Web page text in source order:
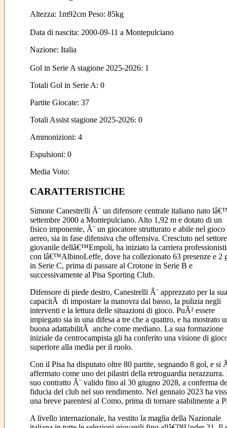
Altezza: 1m92cm Peso: 85kg
Data di nascita: 2000-09-11 a Montepulciano
Nazione: Italia
Gol in Serie A stagione 2025-2026: 1
Totali Gol in Serie A: 0
Partite Giocate: 37
Totali Assist stagione 2025-2026: 0
Ammonizioni: 4
Espulsioni: 0
Media Voto:
CARATTERISTICHE
Simone Canestrelli Ã¨ un difensore centrale italiano nato
settembre 2000 a Montepulciano. Alto 1,92 m e dotato di un
fisico imponente, Ã¨ un giocatore strutturato e abile nel gioco
aereo, sia in fase difensiva che offensiva. Cresciuto nel settore
giovanile dellâ€™Empoli, ha iniziato la carriera
con lâ€™AlbinoLeffe, dove ha collezionato 63 presenze e 2
in Serie C, prima di passare al Crotone in Serie B e
successivamente al Pisa Sporting Club.
Difensore di piede destro, Canestrelli Ã¨ apprezzato per la sua
capacitÃ di impostare la manovra dal basso, la pulizia negli
interventi e la lettura delle situazioni di gioco. PuÃ² essere
impiegato sia in una difesa a tre che a quattro, e ha mostrato
buona adattabilitÃ anche come mediano. La sua formazione
iniziale da centrocampista gli ha conferito una visione di
superiore alla media per il ruolo.
Con il Pisa ha disputato oltre 80 partite, segnando 8 gol, e si
affermato come uno dei pilastri della retroguardia nerazzurra.
suo contratto Ã¨ valido fino al 30 giugno 2028, a conferma
fiducia del club nel suo rendimento. Nel gennaio 2023 ha
una breve parentesi al Como, prima di tornare stabilmente a
A livello internazionale, ha vestito la maglia della Nazionale